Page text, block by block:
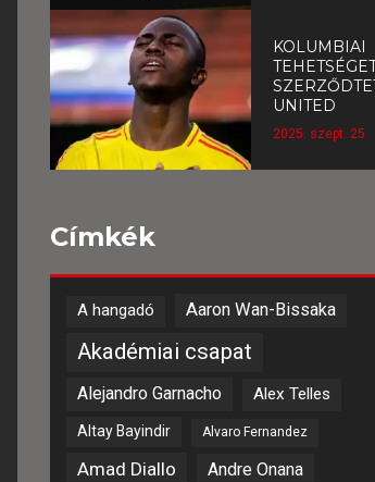
KOLUMBIAI
UNITED
2025. szept. 25.
Címkék
A hangadó Aaron Wan-Bissaka
Akadémiai csapat
Alejandro Garnacho Alex Telles
Altay Bayindir Alvaro Fernandez
Amad Diallo
Andre Onana